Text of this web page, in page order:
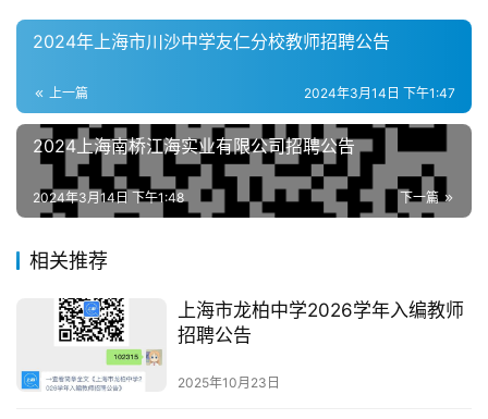
2024年上海市川沙中学友仁分校教师招聘公告
上一篇 2024年3月14日 下午1:47
2024上海南桥江海实业有限公司招聘公告
下一篇
2024年3月14日 下午1:48
相关推荐
上海市龙柏中学2026学年入编教师
招聘公告
2025年10月23日